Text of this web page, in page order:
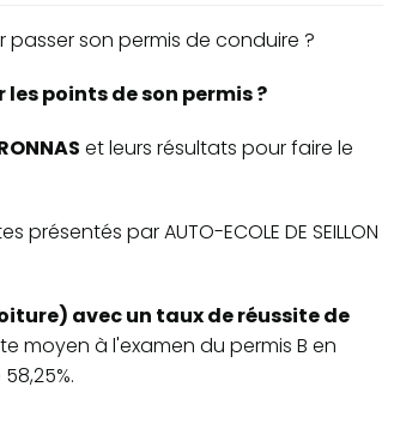
passer son permis de conduire ?
les points de son permis ?
et leurs résultats pour faire le
par AUTO-ECOLE DE SEILLON
avec un taux de réussite de
moyen à l'examen du permis B en